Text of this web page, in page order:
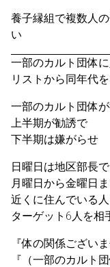
養子縁組で複数人
い
一部のカルト団体に
リストから同年代
一部のカルト団体
上半期が勧誘で
下半期は嫌がらせ
日曜日は地区部長で
月曜日から金曜日
近くに住んでいる
ターゲット6人を相
『体の関係ございま
『（一部のカルト